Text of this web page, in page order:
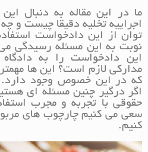
ما در این مقاله به دنبال
اجراییه تخلیه دقیقا چیست و
توان از این دادخواست
نوبت به این مسئله رسیدگی
این دادخواست را به
مدارکی لازم است؟ این ها
که در این خصوص وجود دارد.
اگر درگیر چنین مسئله ای
حقوقی با تجربه و مجرب
سعی می کنیم چارچوب های
کنیم.